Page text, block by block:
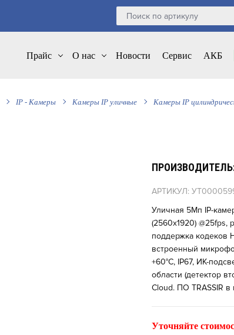
Прайс О нас Новости Сервис АКБ
IP - Камеры Камеры IP уличные Камеры IP
ПРОИЗВОДИТЕЛЬ:
АРТИКУЛ:
Уличная 5Мп IP-
(2560x1920) @25fps,
поддержка кодеков
встроенный
+60°C, IP67, ИК-
области (детектор
Cloud. ПО TRASSIR в
Уточняйте